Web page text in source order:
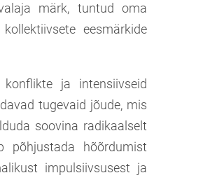
märk, tuntud oma
eesmärkide
ja intensiivseid
tugevaid jõude, mis
soovina radikaalselt
põhjustada hõõrdumist
impulsiivsusest ja